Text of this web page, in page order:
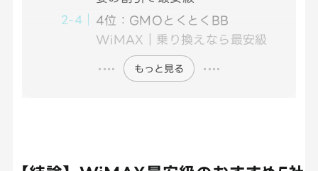
4位：GMOとくとくBB
WiMAX｜乗り換えなら最安級
もっと見る